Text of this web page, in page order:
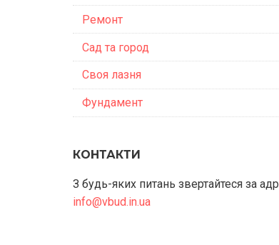
Ремонт
Сад та город
Своя лазня
Фундамент
КОНТАКТИ
З будь-яких питань звертайтеся за
info@vbud.in.ua